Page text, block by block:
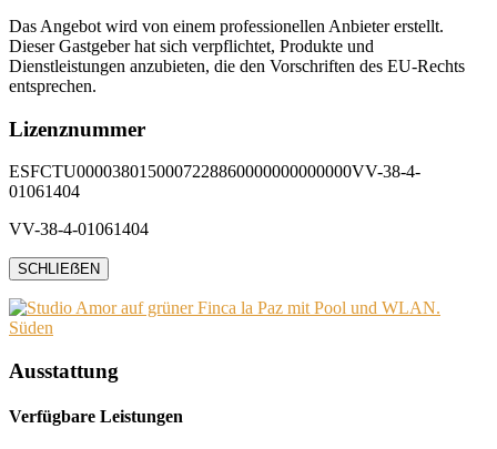
Das Angebot wird von einem professionellen Anbieter erstellt.
Dieser Gastgeber hat sich verpflichtet, Produkte und
Dienstleistungen anzubieten, die den Vorschriften des EU-Rechts
entsprechen.
Lizenznummer
ESFCTU0000380150007228860000000000000VV-38-4-
01061404
VV-38-4-01061404
SCHLIEẞEN
Ausstattung
Verfügbare Leistungen